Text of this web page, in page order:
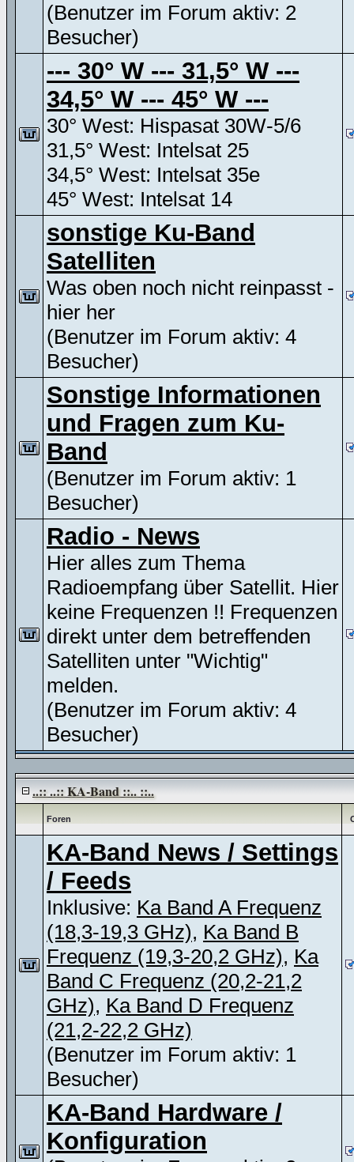
(Benutzer im Forum aktiv: 2
Besucher)
--- 30° W --- 31,5° W ---
34,5° W --- 45° W ---
30° West: Hispasat 30W-5/6
31,5° West: Intelsat 25
34,5° West: Intelsat 35e
45° West: Intelsat 14
sonstige Ku-Band
Satelliten
Was oben noch nicht reinpasst -
hier her
(Benutzer im Forum aktiv: 4
Besucher)
Sonstige Informationen
und Fragen zum Ku-
Band
(Benutzer im Forum aktiv: 1
Besucher)
Radio - News
Hier alles zum Thema
Radioempfang über Satellit. Hier
keine Frequenzen !! Frequenzen
direkt unter dem betreffenden
Satelliten unter "Wichtig"
melden.
(Benutzer im Forum aktiv: 4
Besucher)
..:: ..:: KA-Band ::.. ::..
Foren
KA-Band News / Settings
/ Feeds
Inklusive: Ka Band A Frequenz
(18,3-19,3 GHz), Ka Band B
Frequenz (19,3-20,2 GHz), Ka
Band C Frequenz (20,2-21,2
GHz), Ka Band D Frequenz
(21,2-22,2 GHz)
(Benutzer im Forum aktiv: 1
Besucher)
KA-Band Hardware /
Konfiguration